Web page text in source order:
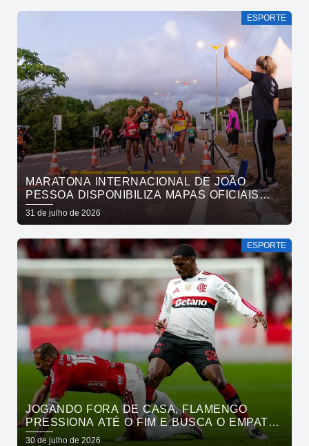
ESPORTE
MARATONA INTERNACIONAL DE JOÃO
PESSOA DISPONIBILIZA MAPAS OFICIAIS
DAS PROVAS E ORIENTA ATLETAS SOBRE
TRAJETOS
31 de julho de 2026
ESPORTE
JOGANDO FORA DE CASA, FLAMENGO
PRESSIONA ATÉ O FIM E BUSCA O EMPATE
PELO BRASILEIRÃO
30 de julho de 2026